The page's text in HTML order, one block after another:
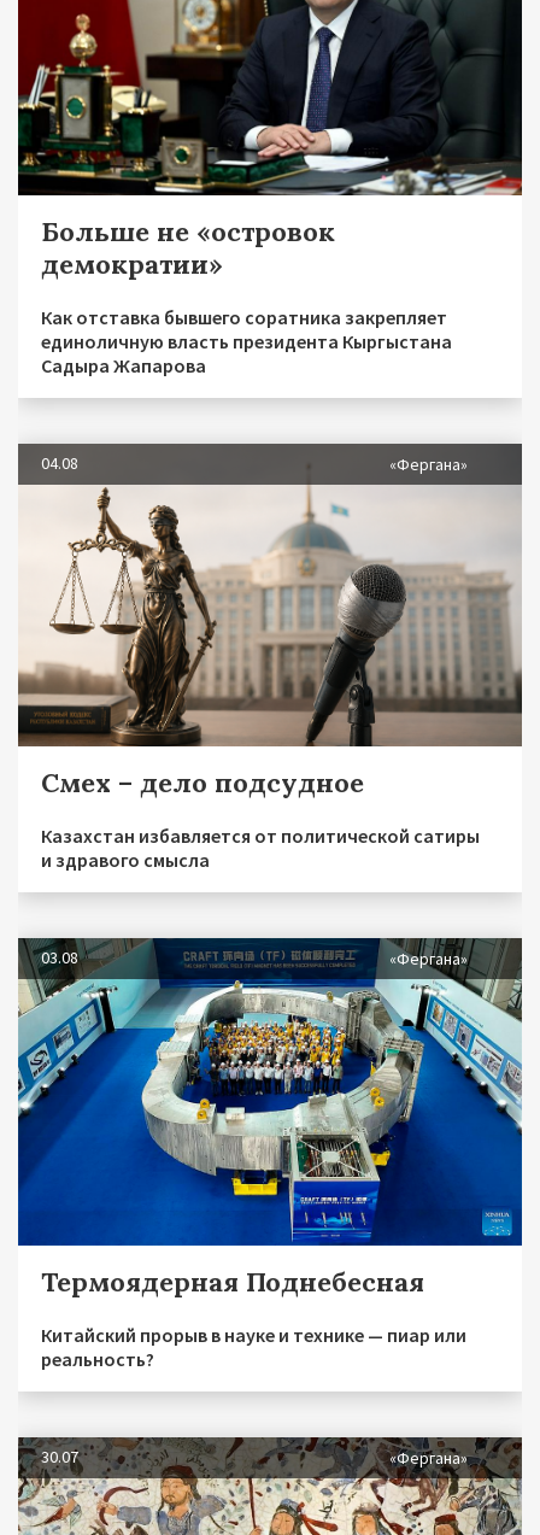
Больше не «островок
демократии»
Как отставка бывшего соратника закрепляет
единоличную власть президента Кыргыстана
Садыра Жапарова
04.08 «Фергана»
Смех – дело подсудное
Казахстан избавляется от политической сатиры
и здравого смысла
03.08 «Фергана»
Термоядерная Поднебесная
Китайский прорыв в науке и технике — пиар или
реальность?
30.07 «Фергана»